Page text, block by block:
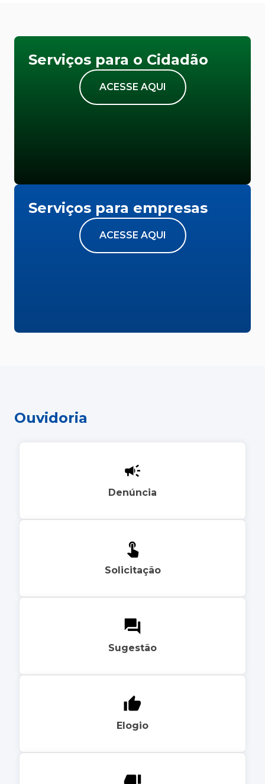
Serviços para o Cidadão
ACESSE AQUI
Serviços para empresas
ACESSE AQUI
Ouvidoria
Denúncia
Solicitação
Sugestão
Elogio